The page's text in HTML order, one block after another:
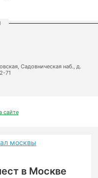
Садовническая наб., д.
71
сайте
в Москве